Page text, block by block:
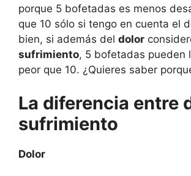
porque 5 bofetadas es menos
que 10 sólo si tengo en cuenta el
bien, si además del dolor
sufrimiento, 5 bofetadas pueden
peor que 10. ¿Quieres saber
La diferencia entre
sufrimiento
Dolor